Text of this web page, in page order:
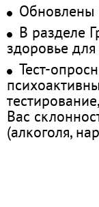
Обновлены
В разделе
здоровье
Тест-
Вас
(алкоголя,